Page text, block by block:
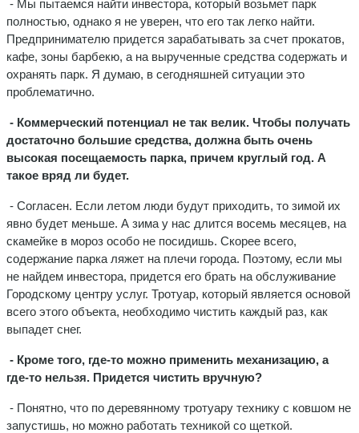
- Мы пытаемся найти инвестора, который возьмет парк
полностью, однако я не уверен, что его так легко найти.
Предпринимателю придется зарабатывать за счет прокатов,
кафе, зоны барбекю, а на вырученные средства содержать и
охранять парк. Я думаю, в сегодняшней ситуации это
проблематично.
- Коммерческий потенциал не так велик. Чтобы получать
достаточно большие средства, должна быть очень
высокая посещаемость парка, причем круглый год. А
такое вряд ли будет.
- Согласен. Если летом люди будут приходить, то зимой их
явно будет меньше. А зима у нас длится восемь месяцев, на
скамейке в мороз особо не посидишь. Скорее всего,
содержание парка ляжет на плечи города. Поэтому, если мы
не найдем инвестора, придется его брать на обслуживание
Городскому центру услуг. Тротуар, который является основой
всего этого объекта, необходимо чистить каждый раз, как
выпадет снег.
- Кроме того, где-то можно применить механизацию, а
где-то нельзя. Придется чистить вручную?
- Понятно, что по деревянному тротуару технику с ковшом не
запустишь, но можно работать техникой со щеткой.